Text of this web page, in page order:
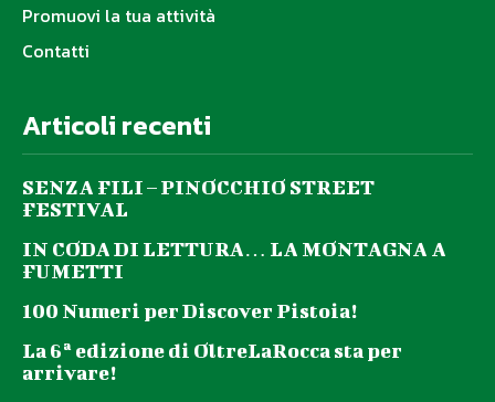
Promuovi la tua attività
Contatti
Articoli recenti
SENZA FILI – PINOCCHIO STREET
FESTIVAL
IN CODA DI LETTURA… LA MONTAGNA A
FUMETTI
100 Numeri per Discover Pistoia!
La 6ª edizione di OltreLaRocca sta per
arrivare!